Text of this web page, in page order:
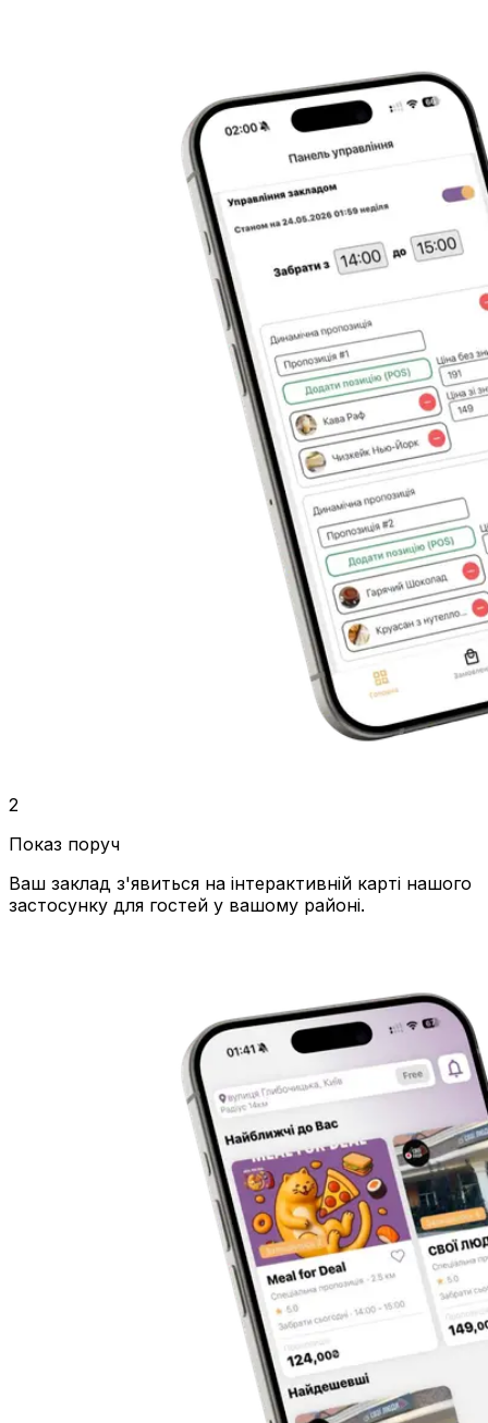
2
Показ поруч
Ваш заклад з'явиться на інтерактивній карті нашого
застосунку для гостей у вашому районі.